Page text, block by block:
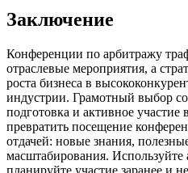
Заключение
Конференции по арбитражу
отраслевые мероприятия, а
роста бизнеса в
индустрии. Грамотный выбор
подготовка и активное участие
превратить посещение
отдачей: новые знания,
масштабирования. Используйте
планируйте участие заранее и